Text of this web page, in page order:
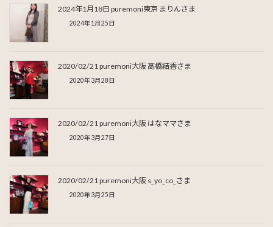
2024年1月18日 puremoni東京 まりんさま
2024年1月25日
2020/02/21 puremoni大阪 高橋結香さま
2020年3月28日
2020/02/21 puremoni大阪 はなママさま
2020年3月27日
2020/02/21 puremoni大阪 s_yo_co_さま
2020年3月25日